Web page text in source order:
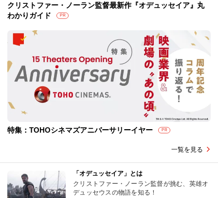
クリストファー・ノーラン監督最新作『オデュッセイア』丸
わかりガイド
PR
特集：TOHOシネマズアニバーサリーイヤー PR
一覧を見る
「オデュッセイア」とは
クリストファー・ノーラン監督が挑む、英雄オ
デュッセウスの物語を知る！